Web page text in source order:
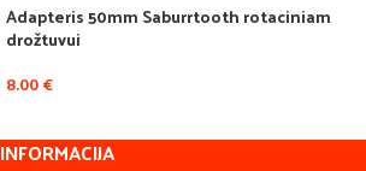
Adapteris 50mm Saburrtooth rotaciniam
drožtuvui
8.00€
INFORMACIJA